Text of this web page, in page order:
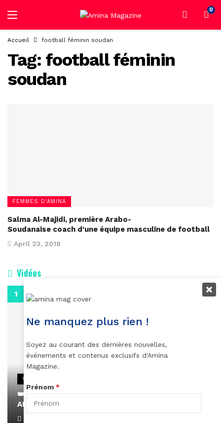
0
Accueil football féminin soudan
Tag: football féminin
soudan
FEMMES D'AMINA
Salma Al-Majidi, première Arabo-
Soudanaise coach d'une équipe masculine de football
April 23, 2018
Vidéos
0:29
VIDEOS
👑 Remerciements à Ayden pour son message sur
AMINA, le Magazine de la Femme
Ne manquez plus rien !
Soyez au courant des dernières nouvelles,
événements et contenus exclusifs d'Amina
Magazine.
Prénom *